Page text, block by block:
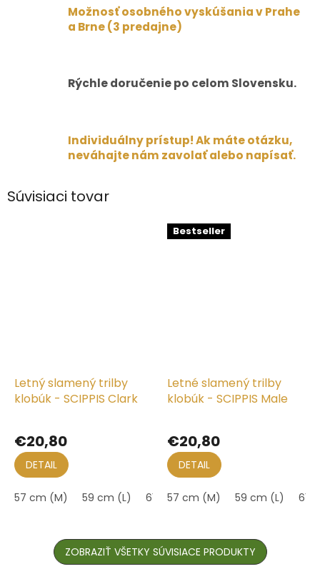
Možnosť osobného vyskúšania v Prahe
a Brne (3 predajne)
Rýchle doručenie po celom Slovensku.
Individuálny prístup! Ak máte otázku,
neváhajte nám zavolať alebo napísať.
Súvisiaci tovar
Letný slamený trilby
klobúk - SCIPPIS Clark
€20,80
DETAIL
57 cm (M) 59 cm (L) 61 cm (XL)
Bestseller
Letné slamený trilby
klobúk - SCIPPIS Male
€20,80
DETAIL
57 cm (M) 59 cm (L) 61
ZOBRAZIŤ VŠETKY SÚVISIACE PRODUKTY